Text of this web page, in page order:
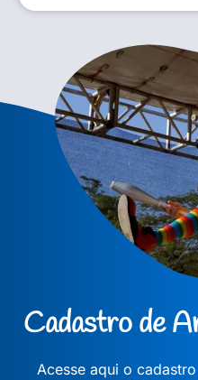
Cadastro de
Acesse aqui o